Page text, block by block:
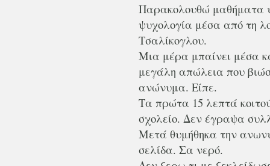
Παρακολουθώ μαθήματα
ψυχολογία μέσα από τη
Τσαλίκογλου.
Μια μέρα μπαίνει μέσα
μεγάλη απώλεια που
ανώνυμα. Είπε.
Τα πρώτα 15 λεπτά
σχολείο. Δεν έγραψα
Μετά θυμήθηκα την
σελίδα. Σα νερό.